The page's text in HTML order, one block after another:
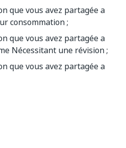
que vous avez partagée a
consommation ;
que vous avez partagée a
Nécessitant une révision ;
que vous avez partagée a